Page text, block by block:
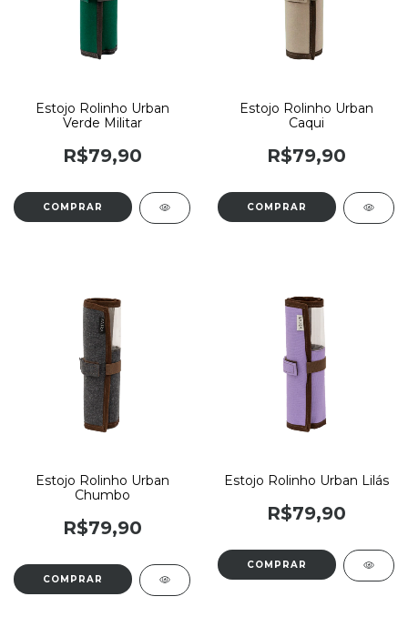
Estojo Rolinho Urban
Verde Militar
R$79,90
Estojo Rolinho Urban
Caqui
R$79,90
Estojo Rolinho Urban
Chumbo
R$79,90
Estojo Rolinho Urban Lilás
R$79,90